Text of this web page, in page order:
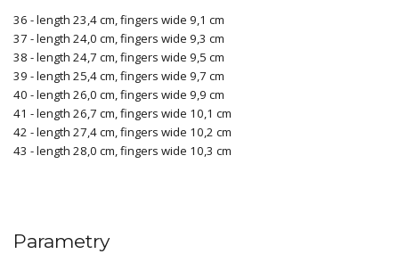
36 - length 23,4 cm, fingers wide 9,1 cm
37 - length 24,0 cm, fingers wide 9,3 cm
38 - length 24,7 cm, fingers wide 9,5 cm
39 - length 25,4 cm, fingers wide 9,7 cm
40 - length 26,0 cm, fingers wide 9,9 cm
41 - length 26,7 cm, fingers wide 10,1 cm
42 - length 27,4 cm, fingers wide 10,2 cm
43 - length 28,0 cm, fingers wide 10,3 cm
Parametry